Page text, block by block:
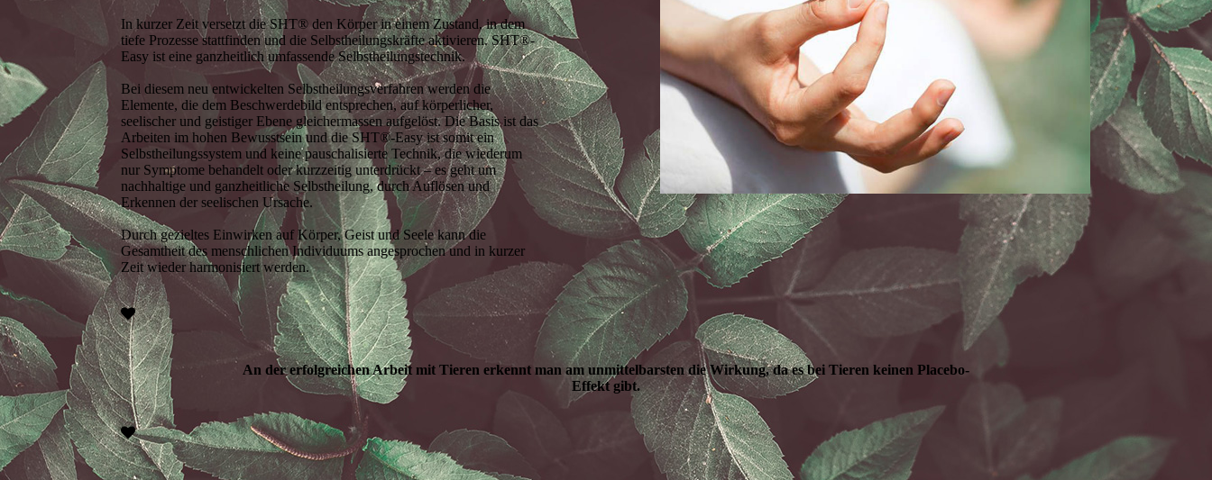
In kurzer Zeit versetzt die SHT® den Körper in einem Zustand, in dem
tiefe Prozesse stattfinden und die Selbstheilungskräfte aktivieren. SHT®-
Easy ist eine ganzheitlich umfassende Selbstheilungstechnik.
Bei diesem neu entwickelten Selbstheilungsverfahren werden die
Elemente, die dem Beschwerdebild entsprechen, auf körperlicher,
seelischer und geistiger Ebene gleichermassen aufgelöst. Die Basis ist das
Arbeiten im hohen Bewusstsein und die SHT®-Easy ist somit ein
Selbstheilungssystem und keine pauschalisierte Technik, die wiederum
nur Symptome behandelt oder kurzzeitig unterdrückt – es geht um
nachhaltige und ganzheitliche Selbstheilung, durch Auflösen und
Erkennen der seelischen Ursache.
Durch gezieltes Einwirken auf Körper, Geist und Seele kann die
Gesamtheit des menschlichen Individuums angesprochen und in kurzer
Zeit wieder harmonisiert werden.
An der erfolgreichen Arbeit mit Tieren erkennt man am unmittelbarsten die Wirkung, da es bei Tieren keinen Placebo-
Effekt gibt.